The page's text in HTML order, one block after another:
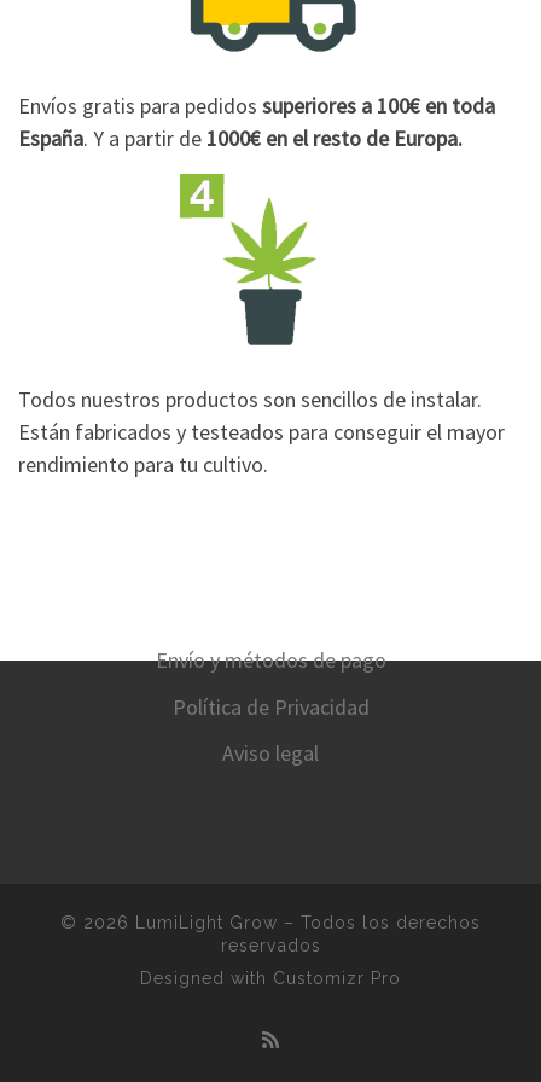
Envíos gratis para pedidos superiores a 100€ en toda
España. Y a partir de 1000€ en el resto de Europa.
Todos nuestros productos son sencillos de instalar.
Están fabricados y testeados para conseguir el mayor
rendimiento para tu cultivo.
Envío y métodos de pago
Política de Privacidad
Aviso legal
© 2026 LumiLight Grow – Todos los derechos
reservados
Designed with Customizr Pro